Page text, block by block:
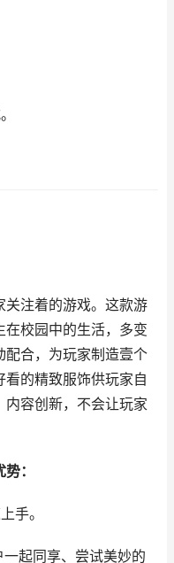
关注着的游戏。这款游
校园中的生活，多变
配合，为玩家制造壹个
的精致服饰供玩家自
容创新，不会让玩家
：
手。
起同享、尝试美妙的